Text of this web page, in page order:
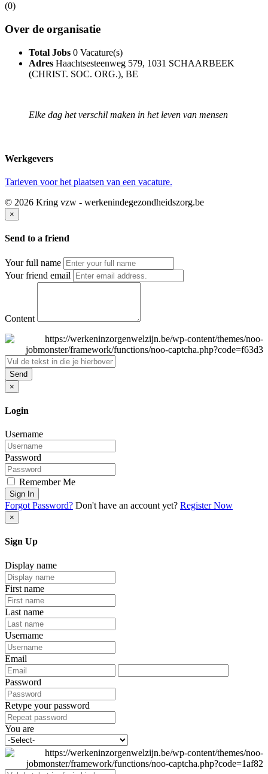
(0)
Over de organisatie
Total Jobs 0 Vacature(s)
Adres Haachtsesteenweg 579, 1031 SCHAARBEEK
(CHRIST. SOC. ORG.), BE
Elke dag het verschil maken in het leven van mensen
Werkgevers
Tarieven voor het plaatsen van een vacature.
© 2026 Kring vzw - werkenindegezondheidszorg.be
×
Send to a friend
Your full name
Your friend email
Content
Send
×
Login
Username
Password
Remember Me
Sign In
Forgot Password? Don't have an account yet? Register Now
×
Sign Up
Display name
First name
Last name
Username
Email
Password
Retype your password
You are